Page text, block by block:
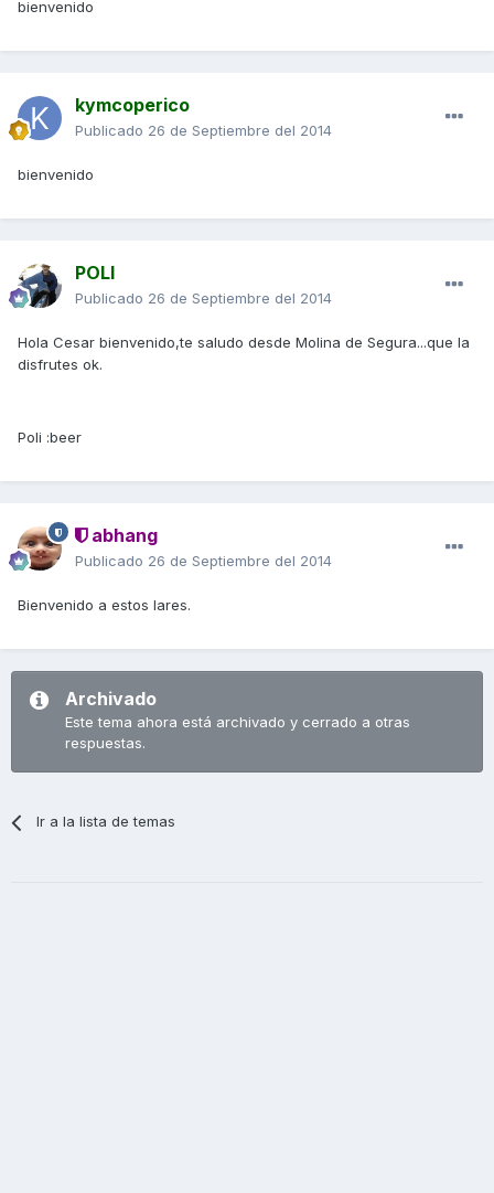
bienvenido
kymcoperico
Publicado 26 de Septiembre del 2014
bienvenido
POLI
Publicado 26 de Septiembre del 2014
Hola Cesar bienvenido,te saludo desde Molina de Segura...que la
disfrutes ok.
Poli :beer
abhang
Publicado 26 de Septiembre del 2014
Bienvenido a estos lares.
Archivado
Este tema ahora está archivado y cerrado a otras
respuestas.
Ir a la lista de temas